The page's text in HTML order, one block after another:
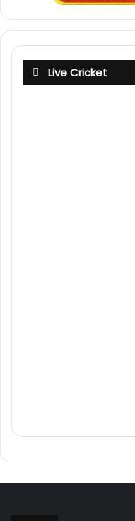
Live Cricket